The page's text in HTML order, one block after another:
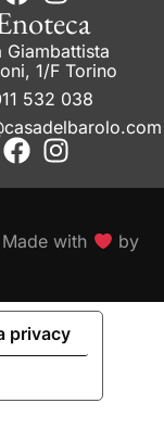
Giambattista
1/F Torino
532 038
Made with
by
privacy